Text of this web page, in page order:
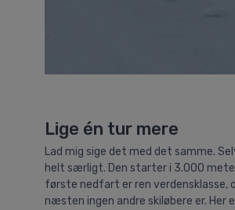
Lige én tur mere
Lad mig sige det med det samme.
helt særligt. Den starter i 3.000
første nedfart er ren verdensklasse,
næsten ingen andre skiløbere er. Her